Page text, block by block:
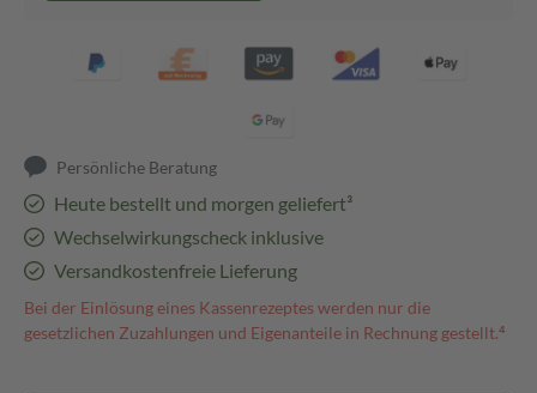
Persönliche Beratung
Heute bestellt und morgen geliefert³
Wechselwirkungscheck inklusive
Versandkostenfreie Lieferung
Bei der Einlösung eines Kassenrezeptes werden nur die
gesetzlichen Zuzahlungen und Eigenanteile in Rechnung gestellt.⁴